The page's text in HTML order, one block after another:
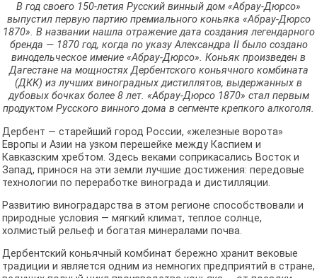
В год своего 150-летия Русский винный дом «Абрау-Дюрсо»
выпустил первую партию премиального коньяка «Абрау-Дюрсо
1870». В названии нашла отражение дата создания легендарного
бренда — 1870 год, когда по указу Александра II было создано
винодельческое имение «Абрау-Дюрсо». ­­Коньяк произведен в
Дагестане на мощностях Дербентского коньячного комбината
(ДКК) из лучших виноградных дистиллятов, выдержанных в
дубовых бочках более 8 лет. «Абрау-Дюрсо 1870» стал первым
продуктом Русского винного дома в сегменте крепкого алкоголя.
Дербент — старейший город России, «железные ворота»
Европы и Азии на узком перешейке между Каспием и
Кавказским хребтом. Здесь веками соприкасались Восток и
Запад, принося на эти земли лучшие достижения: передовые
технологии по переработке винограда и дистилляции.
Развитию виноградарства в этом регионе способствовали и
природные условия — мягкий климат, теплое солнце,
холмистый рельеф и богатая минералами почва.
Дербентский коньячный комбинат бережно хранит вековые
традиции и является одним из немногих предприятий в стране,